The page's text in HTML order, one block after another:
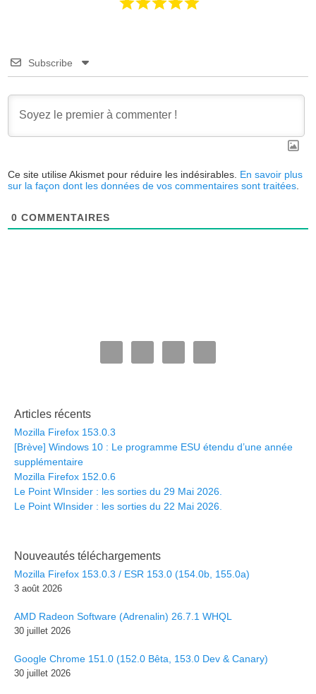
Subscribe
Ce site utilise Akismet pour réduire les indésirables. En savoir plus
sur la façon dont les données de vos commentaires sont traitées
0 COMMENTAIRES
Articles récents
Mozilla Firefox 153.0.3
[Brève] Windows 10 : Le programme ESU étendu d’une année
supplémentaire
Mozilla Firefox 152.0.6
Le Point WInsider : les sorties du 29 Mai 2026.
Le Point WInsider : les sorties du 22 Mai 2026.
Nouveautés téléchargements
Mozilla Firefox 153.0.3 / ESR 153.0 (154.0b, 155.0a)
3 août 2026
AMD Radeon Software (Adrenalin) 26.7.1 WHQL
30 juillet 2026
Google Chrome 151.0 (152.0 Bêta, 153.0 Dev & Canary)
30 juillet 2026